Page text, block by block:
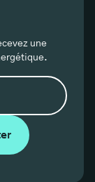
une